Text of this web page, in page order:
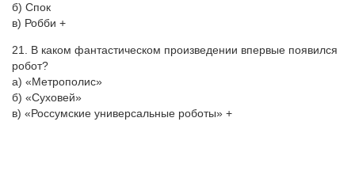
б) Спок
в) Робби +
21. В каком фантастическом произведении впервые появился
робот?
а) «Метрополис»
б) «Суховей»
в) «Россумские универсальные роботы» +